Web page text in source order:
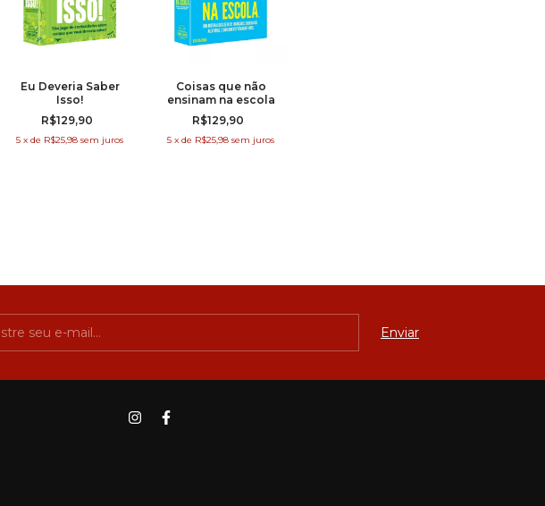
Eu Deveria Saber
Isso!
R$129,90
5 x de R$25,98 sem juros
Coisas que não
ensinam na escola
R$129,90
5 x de R$25,98 sem juros